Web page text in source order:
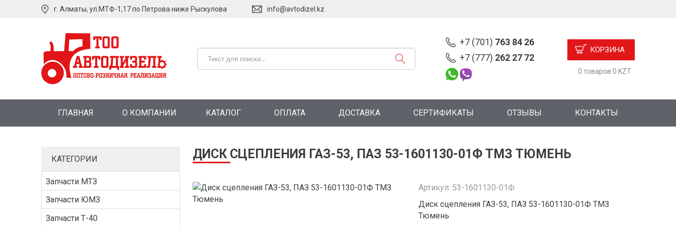
г. Алматы, ул.МТФ-1,17 по Петрова ниже Рыскулова info@avtodizel.kz
+7 (701) 763 84 26
+7 (777) 262 27 72
КОРЗИНА
0 товаров 0 KZT
ГЛАВНАЯ О КОМПАНИИ КАТАЛОГ ОПЛАТА ДОСТАВКА СЕРТИФИКАТЫ ОТЗЫВЫ КОНТАКТЫ
КАТЕГОРИИ
Запчасти МТЗ
Запчасти ЮМЗ
Запчасти Т-40
ДИСК СЦЕПЛЕНИЯ ГАЗ-53, ПАЗ 53-1601130-01Ф ТМЗ ТЮМЕНЬ
Артикул: 53-1601130-01Ф
Диск сцепления ГАЗ-53, ПАЗ 53-1601130-01Ф ТМЗ
Тюмень